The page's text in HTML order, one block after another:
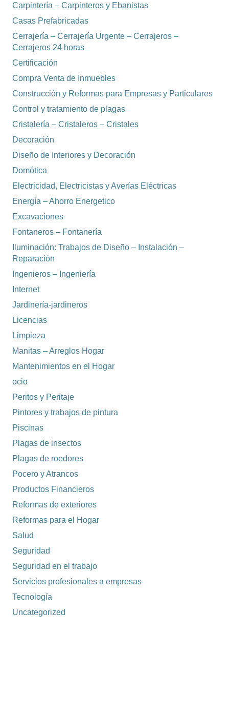
Carpintería – Carpinteros y Ebanistas
Casas Prefabricadas
Cerrajería – Cerrajería Urgente – Cerrajeros –
Cerrajeros 24 horas
Certificación
Compra Venta de Inmuebles
Construcción y Reformas para Empresas y Particulares
Control y tratamiento de plagas
Cristalería – Cristaleros – Cristales
Decoración
Diseño de Interiores y Decoración
Domótica
Electricidad, Electricistas y Averías Eléctricas
Energía – Ahorro Energetico
Excavaciones
Fontaneros – Fontanería
Iluminación: Trabajos de Diseño – Instalación –
Reparación
Ingenieros – Ingeniería
Internet
Jardinería-jardineros
Licencias
Limpieza
Manitas – Arreglos Hogar
Mantenimientos en el Hogar
ocio
Peritos y Peritaje
Pintores y trabajos de pintura
Piscinas
Plagas de insectos
Plagas de roedores
Pocero y Atrancos
Productos Financieros
Reformas de exteriores
Reformas para el Hogar
Salud
Seguridad
Seguridad en el trabajo
Servicios profesionales a empresas
Tecnología
Uncategorized